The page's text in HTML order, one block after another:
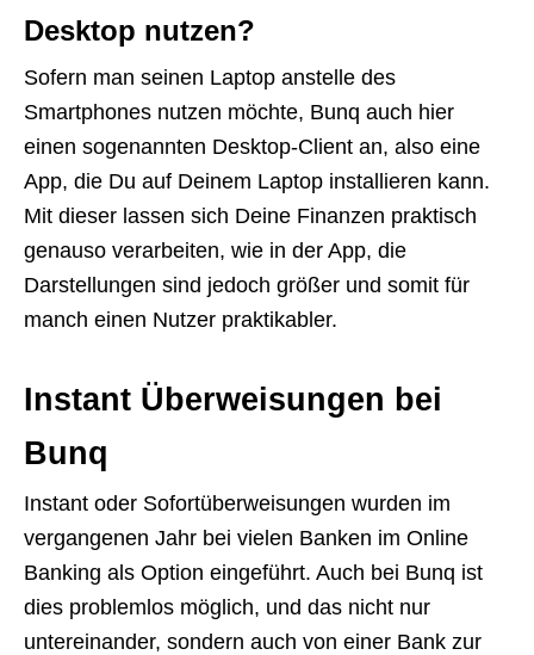
Desktop nutzen?
Sofern man seinen Laptop anstelle des
Smartphones nutzen möchte, Bunq auch hier
einen sogenannten Desktop-Client an, also eine
App, die Du auf Deinem Laptop installieren kann.
Mit dieser lassen sich Deine Finanzen praktisch
genauso verarbeiten, wie in der App, die
Darstellungen sind jedoch größer und somit für
manch einen Nutzer praktikabler.
Instant Überweisungen bei
Bunq
Instant oder Sofortüberweisungen wurden im
vergangenen Jahr bei vielen Banken im Online
Banking als Option eingeführt. Auch bei Bunq ist
dies problemlos möglich, und das nicht nur
untereinander, sondern auch von einer Bank zur